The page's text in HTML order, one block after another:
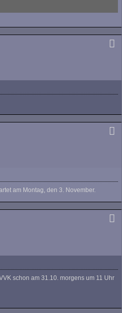
am Montag, den 3. November.
schon am 31.10. morgens um 11 Uhr